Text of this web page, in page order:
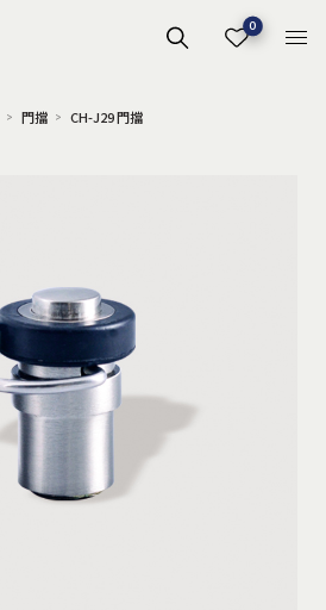
0
門擋 CH-J29 門擋